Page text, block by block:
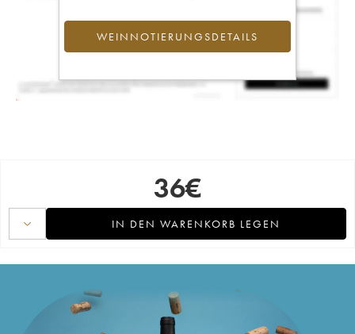
WEINNOTIERUNGSDETAILS
36€
IN DEN WARENKORB LEGEN